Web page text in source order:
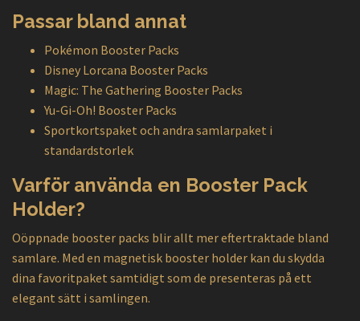
Passar bland annat
Pokémon Booster Packs
Disney Lorcana Booster Packs
Magic: The Gathering Booster Packs
Yu-Gi-Oh! Booster Packs
Sportkortspaket och andra samlarpaket i
standardstorlek
Varför använda en Booster Pack
Holder?
Oöppnade booster packs blir allt mer eftertraktade bland
samlare. Med en magnetisk booster holder kan du skydda
dina favoritpaket samtidigt som de presenteras på ett
elegant sätt i samlingen.